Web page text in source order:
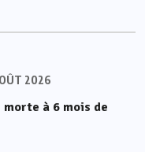
2026
morte à 6 mois de